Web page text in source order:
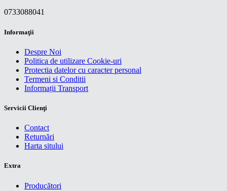
0733088041
Informaţii
Despre Noi
Politica de utilizare Cookie-uri
Protectia datelor cu caracter personal
Termeni si Conditii
Informații Transport
Servicii Clienţi
Contact
Returnări
Harta sitului
Extra
Producători